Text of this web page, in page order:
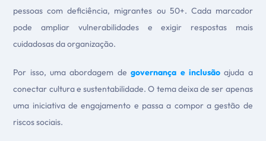
pessoas com deficiência, migrantes ou 50+. Cada marcador
pode ampliar vulnerabilidades e exigir respostas mais
cuidadosas da organização.
Por isso, uma abordagem degovernança e inclusãoajuda a
conectar cultura e sustentabilidade. O tema deixa de ser apenas
uma iniciativa de engajamento e passa a compor a gestão de
riscos sociais.